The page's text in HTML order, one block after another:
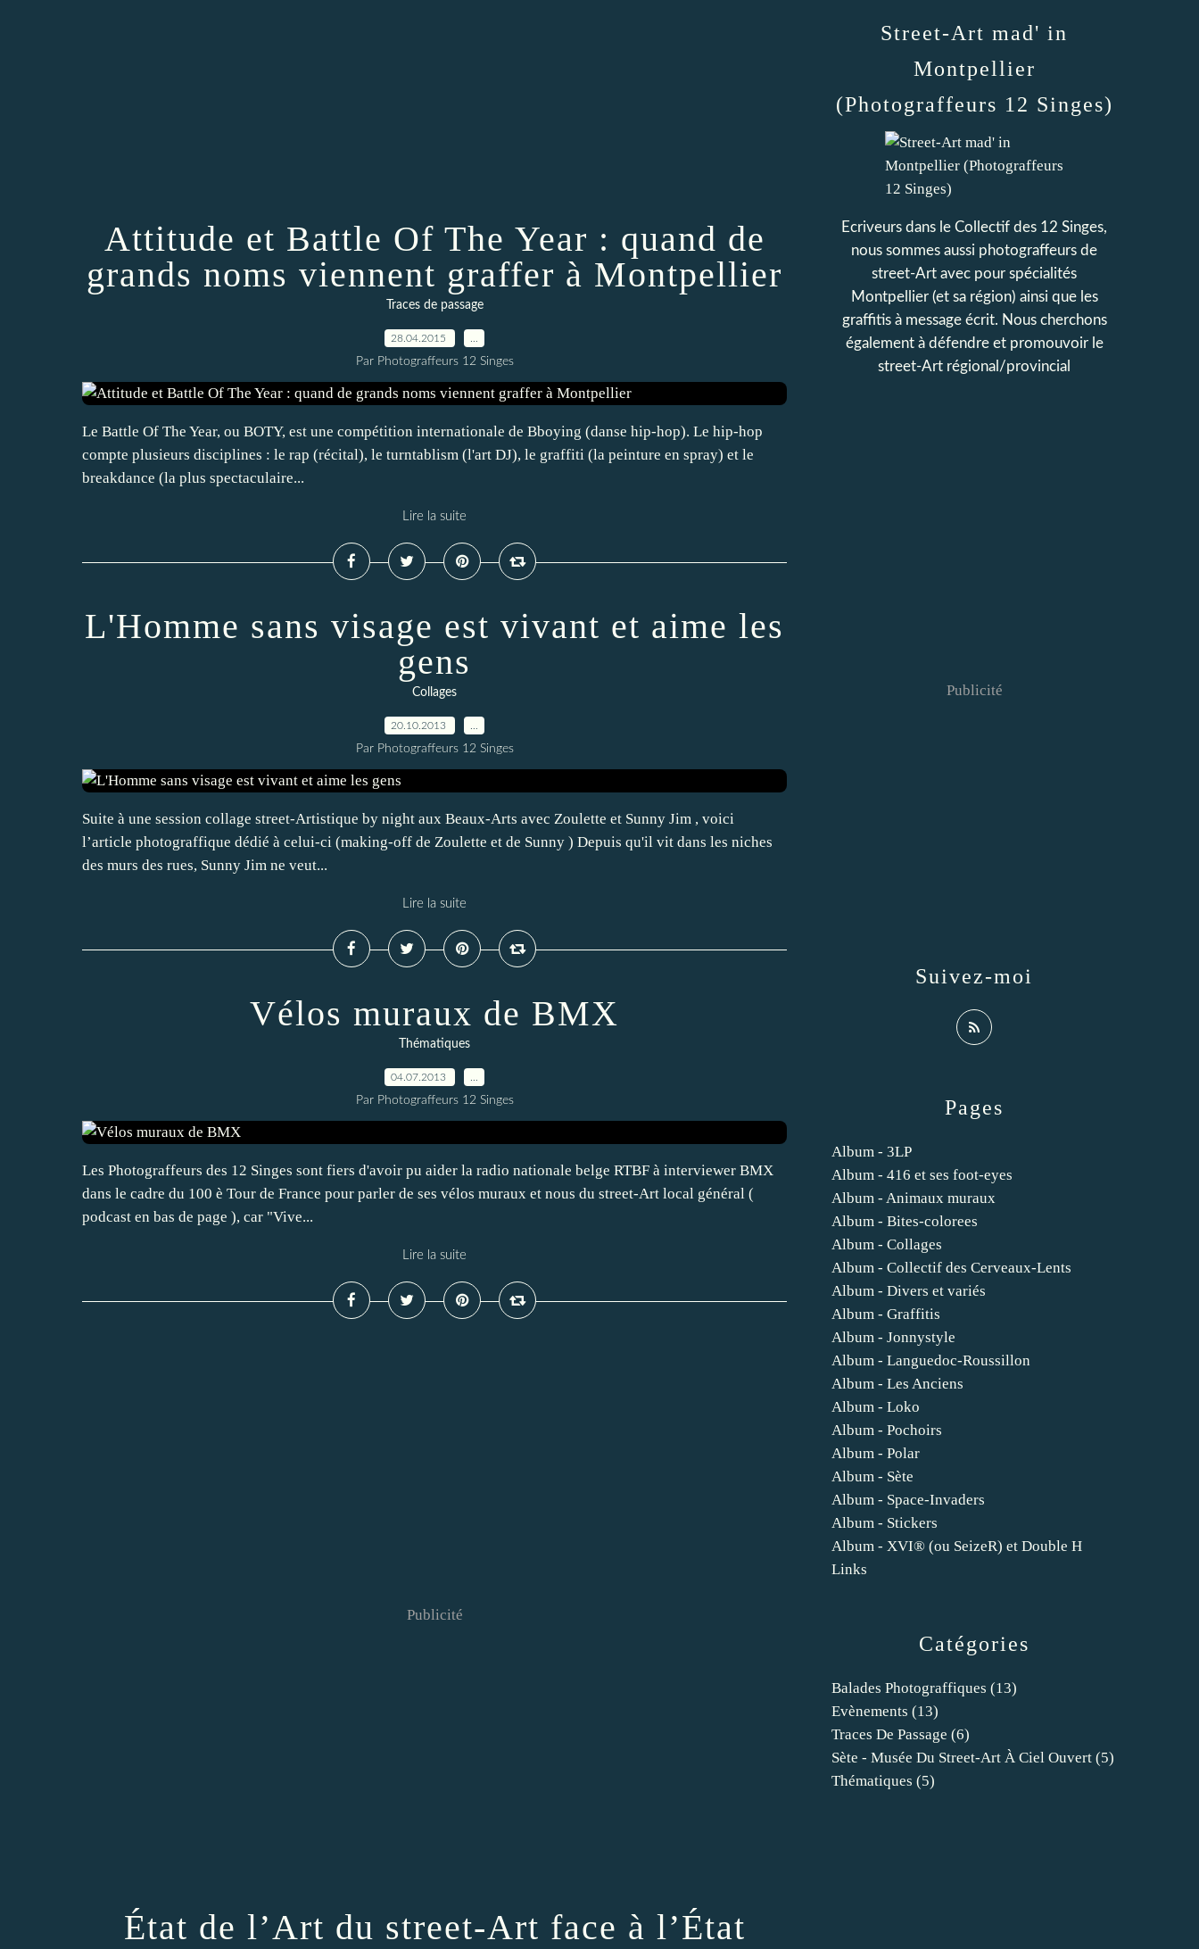
Attitude et Battle Of The Year : quand de
grands noms viennent graffer à Montpellier
Traces de passage
28.04.2015
Par Photograffeurs 12 Singes
Le Battle Of The Year, ou BOTY, est une compétition internationale de Bboying (danse hip-hop). Le hip-hop
compte plusieurs disciplines : le rap (récital), le turntablism (l'art DJ), le graffiti (la peinture en spray) et le
breakdance (la plus spectaculaire...
Lire la suite
L'Homme sans visage est vivant et aime les
gens
Collages
20.10.2013
Par Photograffeurs 12 Singes
Suite à une session collage street-Artistique by night aux Beaux-Arts avec Zoulette et Sunny Jim , voici
l’article photograffique dédié à celui-ci (making-off de Zoulette et de Sunny ) Depuis qu'il vit dans les niches
des murs des rues, Sunny Jim ne veut...
Lire la suite
Vélos muraux de BMX
Thématiques
04.07.2013
Par Photograffeurs 12 Singes
Les Photograffeurs des 12 Singes sont fiers d'avoir pu aider la radio nationale belge RTBF à interviewer BMX
dans le cadre du 100 è Tour de France pour parler de ses vélos muraux et nous du street-Art local général (
podcast en bas de page ), car "Vive...
Lire la suite
Publicité
État de l’Art du street-Art face à l’État
Catégories
Balades Photograffiques (13)
Evènements (13)
Traces De Passage (6)
Sète - Musée Du Street-Art À Ciel Ouvert (5)
Thématiques (5)
Pages
Album - 3LP
Album - 416 et ses foot-eyes
Album - Animaux muraux
Album - Bites-colorees
Album - Collages
Album - Collectif des Cerveaux-Lents
Album - Divers et variés
Album - Graffitis
Album - Jonnystyle
Album - Languedoc-Roussillon
Album - Les Anciens
Album - Loko
Album - Pochoirs
Album - Polar
Album - Sète
Album - Space-Invaders
Album - Stickers
Album - XVI® (ou SeizeR) et Double H
Links
Street-Art mad' in
Montpellier
(Photograffeurs 12 Singes)
Ecriveurs dans le Collectif des 12 Singes,
nous sommes aussi photograffeurs de
street-Art avec pour spécialités
Montpellier (et sa région) ainsi que les
graffitis à message écrit. Nous cherchons
également à défendre et promouvoir le
street-Art régional/provincial
Suivez-moi
Publicité